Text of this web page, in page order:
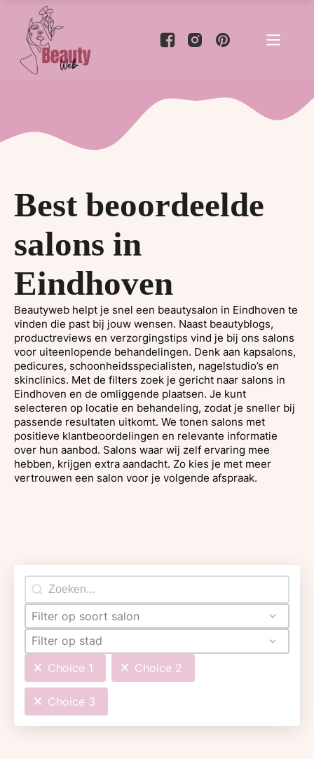
Best beoordeelde
salons in
Eindhoven
Beautyweb helpt je snel een beautysalon in Eindhoven te
vinden die past bij jouw wensen. Naast beautyblogs,
productreviews en verzorgingstips vind je bij ons salons
voor uiteenlopende behandelingen. Denk aan kapsalons,
pedicures, schoonheidsspecialisten, nagelstudio’s en
skinclinics. Met de filters zoek je gericht naar salons in
Eindhoven en de omliggende plaatsen. Je kunt
selecteren op locatie en behandeling, zodat je sneller bij
passende resultaten uitkomt. We tonen salons met
positieve klantbeoordelingen en relevante informatie
over hun aanbod. Salons waar wij zelf ervaring mee
hebben, krijgen extra aandacht. Zo kies je met meer
vertrouwen een salon voor je volgende afspraak.
Search content
Filter op soort salon
Filter op stad
Choice 1
Choice 2
Choice 3